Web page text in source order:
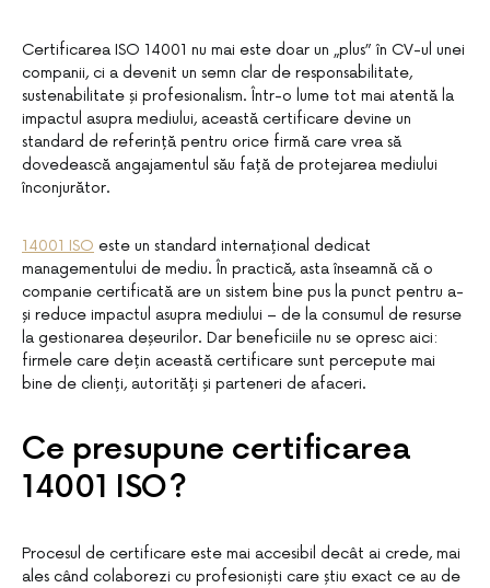
Certificarea ISO 14001 nu mai este doar un „plus” în CV-ul unei
companii, ci a devenit un semn clar de responsabilitate,
sustenabilitate și profesionalism. Într-o lume tot mai atentă la
impactul asupra mediului, această certificare devine un
standard de referință pentru orice firmă care vrea să
dovedească angajamentul său față de protejarea mediului
înconjurător.
14001 ISO este un standard internațional dedicat
managementului de mediu. În practică, asta înseamnă că o
companie certificată are un sistem bine pus la punct pentru a-
și reduce impactul asupra mediului – de la consumul de resurse
la gestionarea deșeurilor. Dar beneficiile nu se opresc aici:
firmele care dețin această certificare sunt percepute mai
bine de clienți, autorități și parteneri de afaceri.
Ce presupune certificarea
14001 ISO?
Procesul de certificare este mai accesibil decât ai crede, mai
ales când colaborezi cu profesioniști care știu exact ce au de